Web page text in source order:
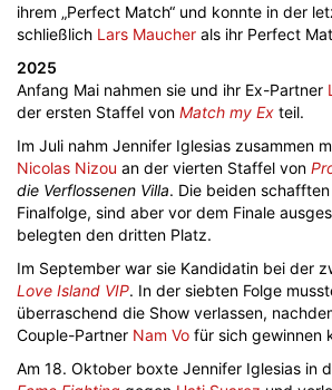
ihrem „Perfect Match“ und konnte in der
schließlich Lars Maucher als ihr Perfect
2025
Anfang Mai nahmen sie und ihr Ex-Partner
der ersten Staffel von Match my Ex teil.
Im Juli nahm Jennifer Iglesias zusammen
Nicolas Nizou an der vierten Staffel von
die Verflossenen Villa. Die beiden
Finalfolge, sind aber vor dem Finale
belegten den dritten Platz.
Im September war sie Kandidatin bei der
Love Island VIP. In der siebten Folge
überraschend die Show verlassen,
Couple-Partner Nam Vo für sich gewinnen
Am 18. Oktober boxte Jennifer Iglesias in